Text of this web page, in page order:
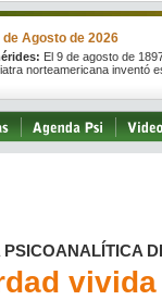
de Agosto de 2026
El 9 de agosto de
norteamericana inventó
vivida